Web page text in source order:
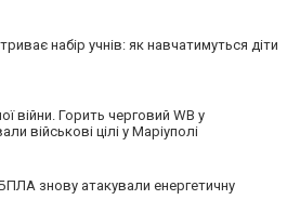
набір учнів: як навчатимуться діти
війни. Горить черговий WB у
військові цілі у Маріуполі
знову атакували енергетичну